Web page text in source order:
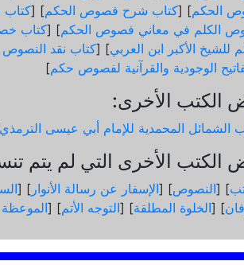
الحكم] [كتاب شرح فصوص الحكم] [
الكلم في معاني فصوص الحكم] [كتاب
للشيخ الأكبر ابن العربي] [كتاب نقد
الوجودية والقرآنیة لفصوص حكم]
الكتب الأخرى:
الشمائل المحمدية للإمام أبي عيسى الترمذي
الكتب الأخرى التي لم يتم
] [النصوص] [الإسفار عن رسالة الأنوار ] [
] [الخلوة المطلقة] [التوجه الأتم] [